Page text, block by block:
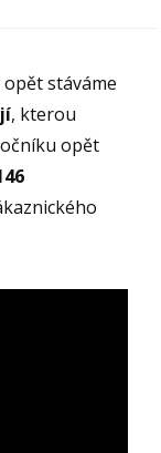
stáváme
, kterou
opět